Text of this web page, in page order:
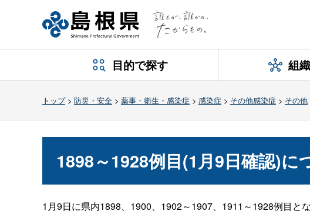
目的で探す 組
トップ> 防災・安全 > 薬事・衛生・感染症 > 感染症 > その他感染症 > その他
1898～1928例目(1月9日確認)に
1月9日に県内1898、1900、1902～1907、1911～1928例目と